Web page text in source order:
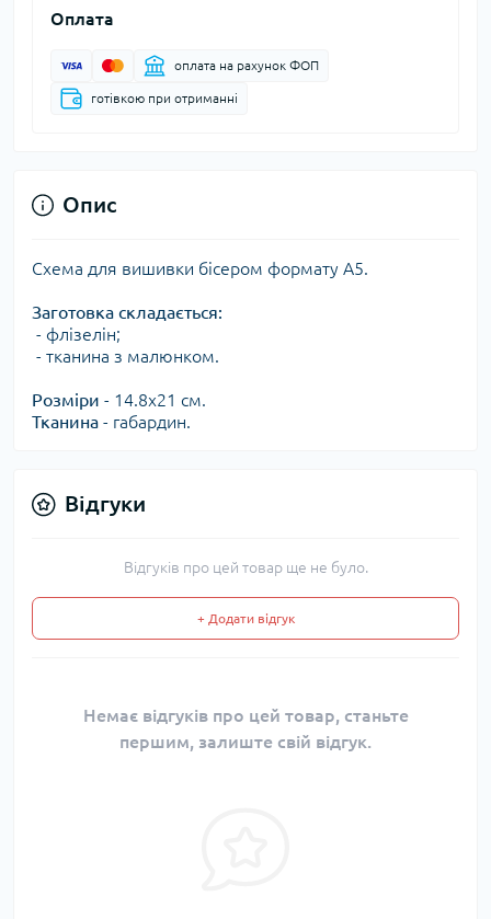
Оплата
оплата на рахунок ФОП
готівкою при отриманні
Опис
Схема для вишивки бісером формату А5.
Заготовка складається:
- флізелін;
- тканина з малюнком.
Розміри - 14.8х21 см.
Тканина - габардин.
Відгуки
Відгуків про цей товар ще не було.
+ Додати відгук
Немає відгуків про цей товар, станьте
першим, залиште свій відгук.